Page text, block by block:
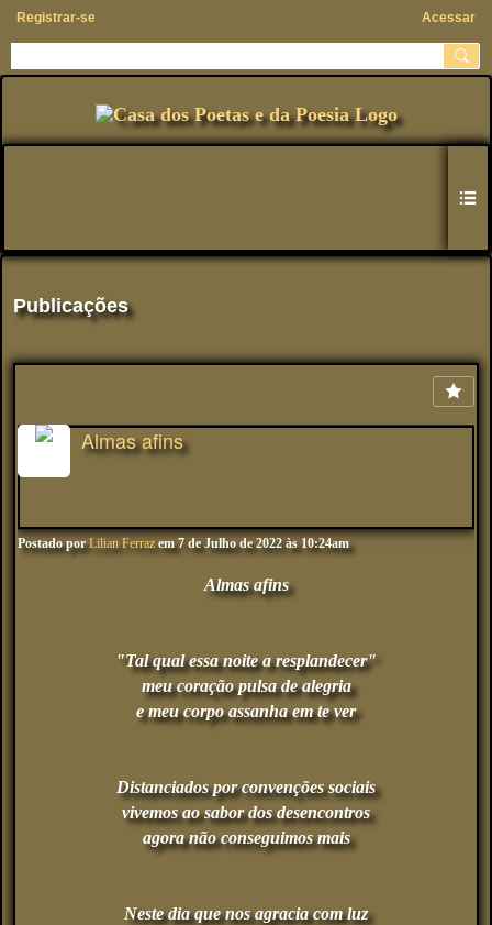
Registrar-se Acessar
Publicações
Almas afins
Postado porLilian Ferraz em 7 de Julho de 2022 às 10:24am
Almas afins
"Tal qual essa noite a resplandecer"
meu coração pulsa de alegria
e meu corpo assanha em te ver
Distanciados por convenções sociais
vivemos ao sabor dos desencontros
agora não conseguimos mais
Neste dia que nos agracia com luz